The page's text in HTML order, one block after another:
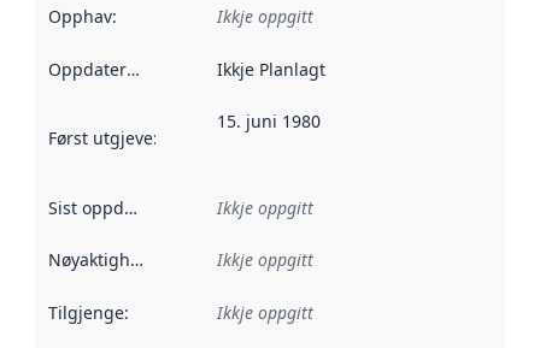
Opphav: Ikkje oppgitt
Oppdateringsfrekvens :
Ikkje Planlagt
Først utgjeve: Denne datoen seier når dataa i dette
15. juni 1980
Sist oppdatert Ikkje oppgitt
Nøyaktigheit Ikkje oppgitt
Tilgjenge: Ikkje oppgitt